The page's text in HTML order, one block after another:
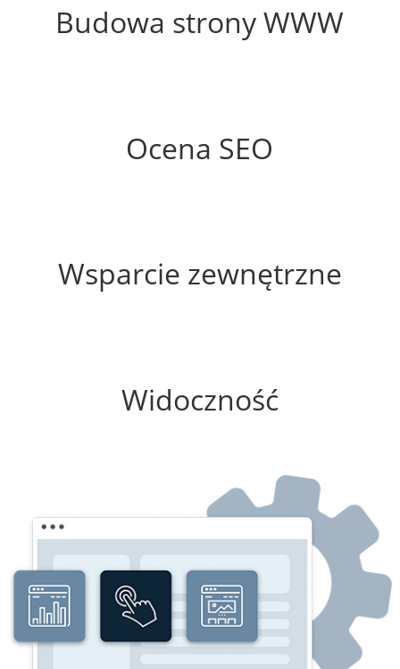
Budowa strony WWW
Ocena SEO
Wsparcie zewnętrzne
Widoczność